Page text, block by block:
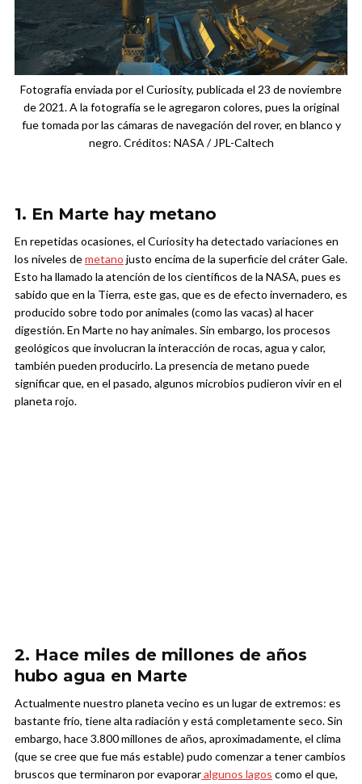
Fotografía enviada por el Curiosity, publicada el 23 de noviembre
de 2021. A la fotografía se le agregaron colores, pues la original
fue tomada por las cámaras de navegación del rover, en blanco y
negro.Créditos: NASA / JPL-Caltech
1. En Marte hay metano
En repetidas ocasiones, el Curiosity ha detectado variaciones en
los niveles demetano justo encima de la superficie del cráter Gale.
Esto ha llamado la atención de los científicos de la NASA, pues es
sabido que en la Tierra, este gas, que es de efecto invernadero, es
producido sobre todo por animales (como las vacas) al hacer
digestión. En Marte no hay animales. Sin embargo, los procesos
geológicos que involucran la interacción de rocas, agua y calor,
también pueden producirlo. La presencia de metano puede
significar que, en el pasado, algunos microbios pudieron vivir en el
planeta rojo.
2. Hace miles de millones de años
hubo agua en Marte
Actualmente nuestro planeta vecino es un lugar de extremos: es
bastante frío, tiene alta radiación y está completamente seco. Sin
embargo, hace 3.800 millones de años, aproximadamente, el clima
(que se cree que fue más estable) pudo comenzar a tener cambios
bruscos que terminaron por evaporaralgunos lagos como el que,